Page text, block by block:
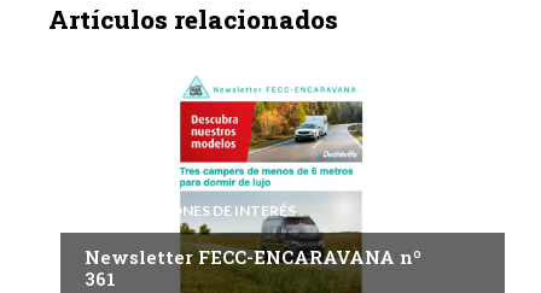
Artículos relacionados
INFORMACIONES DE INTERÉS
Newsletter FECC-ENCARAVANA nº
361